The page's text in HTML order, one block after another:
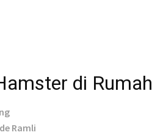
di Rumah
Ramli